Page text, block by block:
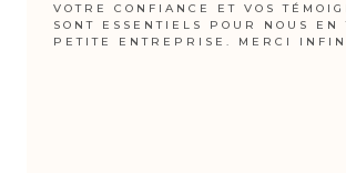
VOTRE CONFIANCE ET VOS
SONT ESSENTIELS POUR NOUS EN
PETITE ENTREPRISE. MERCI